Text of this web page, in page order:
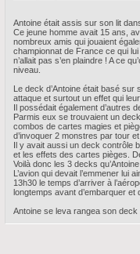
Antoine était assis sur son lit
Ce jeune homme avait 15 ans,
nombreux amis qui jouaient
championnat de France ce qui
n’allait pas s’en plaindre ! A ce
niveau.
Le deck d’Antoine était basé
attaque et surtout un effet qui
Il possédait également d’autres
Parmis eux se trouvaient un
combos de cartes magies et
d’invoquer 2 monstres par tour
Il y avait aussi un deck contrôle
et les effets des cartes pièges.
Voilà donc les 3 decks
L’avion qui devait l’emmener
13h30 le temps d’arriver à
longtemps avant d’embarquer et
Antoine se leva rangea son